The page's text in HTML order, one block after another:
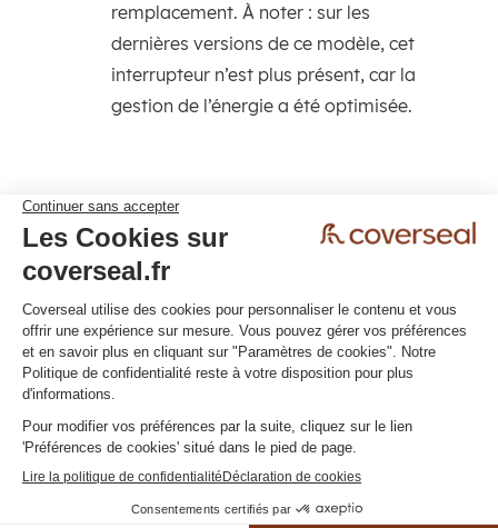
remplacement. À noter : sur les
dernières versions de ce modèle, cet
interrupteur n’est plus présent, car la
gestion de l’énergie a été optimisée.
Politique de confidentialité
Conditions générales
Cliquez ici pour modifier vos préférences en